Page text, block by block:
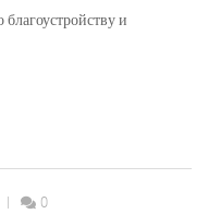
и
0